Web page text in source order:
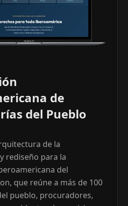
de
del Pueblo
de la
rediseño para la
del
que reúne a más de 100
pueblo, procuradores,